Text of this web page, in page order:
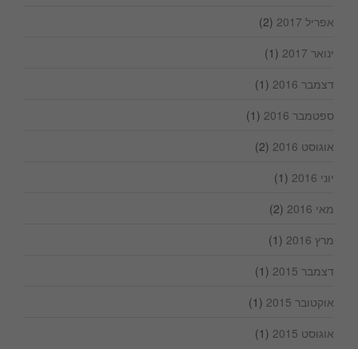
אפריל 2017
(2)
ינואר 2017
(1)
דצמבר 2016
(1)
ספטמבר 2016
(1)
אוגוסט 2016
(2)
יוני 2016
(1)
מאי 2016
(2)
מרץ 2016
(1)
דצמבר 2015
(1)
אוקטובר 2015
(1)
אוגוסט 2015
(1)